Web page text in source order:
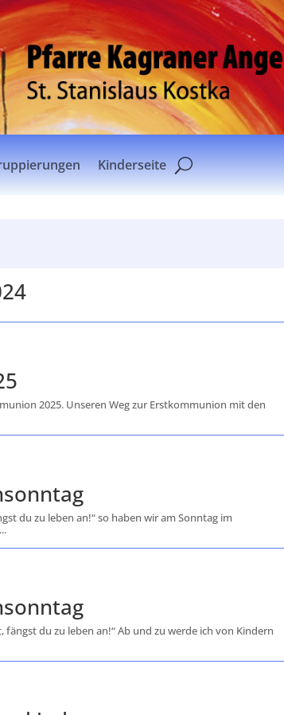
Kinderseite
2025. Unseren Weg zur Erstkommunion mit den
du zu leben an!“ so haben wir am Sonntag im
du zu leben an!“ Ab und zu werde ich von Kindern